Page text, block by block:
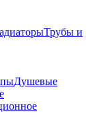
Трубы и
Душевые